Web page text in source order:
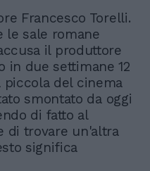
Francesco Torelli.
le sale romane
il produttore
in due settimane 12
piccola del cinema
smontato da oggi
di fatto al
di trovare un'altra
significa